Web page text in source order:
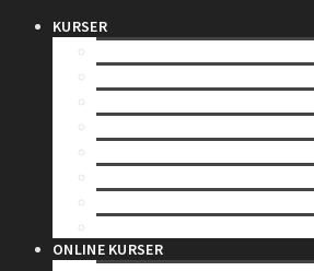
KURSER
ONLINE KURSER